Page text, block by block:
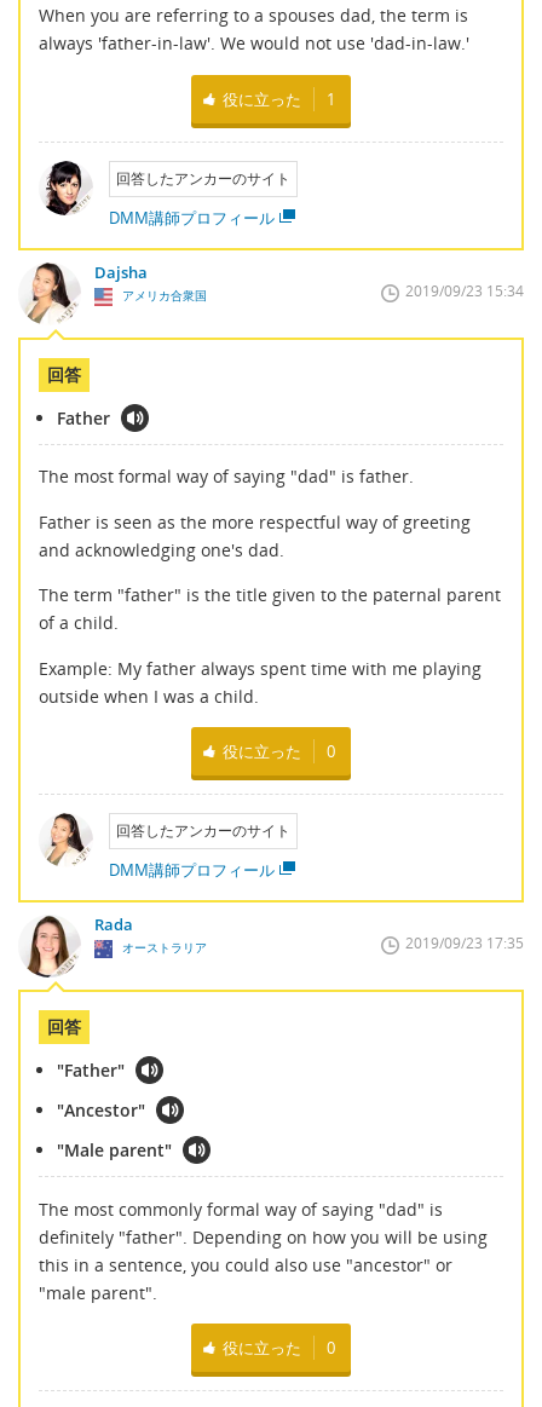
When you are referring to a spouses dad, the term is
always 'father-in-law'. We would not use 'dad-in-law.'
役に立った 1
回答したアンカーのサイト
DMM講師プロフィール
Dajsha
アメリカ合衆国 2019/09/23 15:34
回答
Father
The most formal way of saying "dad" is father.
Father is seen as the more respectful way of greeting
and acknowledging one's dad.
The term "father" is the title given to the paternal parent
of a child.
Example: My father always spent time with me playing
outside when I was a child.
役に立った 0
回答したアンカーのサイト
DMM講師プロフィール
Rada
オーストラリア 2019/09/23 17:35
回答
"Father"
"Ancestor"
"Male parent"
The most commonly formal way of saying "dad" is
definitely "father". Depending on how you will be using
this in a sentence, you could also use "ancestor" or
"male parent".
役に立った 0